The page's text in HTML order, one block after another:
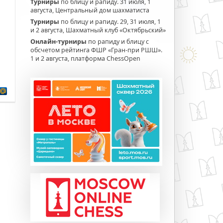
Турниры по блицу и рапиду. 31 июля, 1
августа, Центральный дом шахматиста
Турниры по блицу и рапиду. 29, 31 июля, 1
и 2 августа, Шахматный клуб «Октябрьский»
Онлайн-турниры по рапиду и блицу с
обсчетом рейтинга ФШР «Гран-при РШШ».
1 и 2 августа, платформа ChessOpen